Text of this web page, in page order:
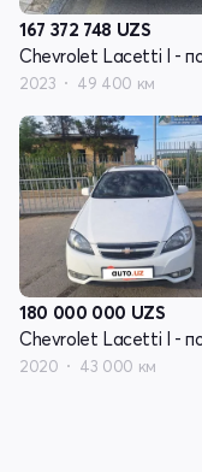
167 372 748 UZS
2023 49 400 км
180 000 000 UZS
2020 43 000 км